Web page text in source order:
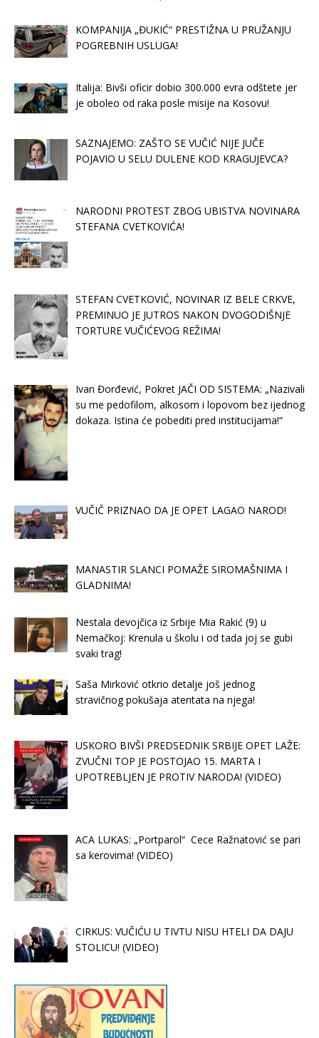
KOMPANIJA „ĐUKIĆ“ PRESTIŽNA U PRUŽANJU
POGREBNIH USLUGA!
Italija: Bivši oficir dobio 300.000 evra odštete jer
je oboleo od raka posle misije na Kosovu!
SAZNAJEMO: ZAŠTO SE VUČIĆ NIJE JUČE
POJAVIO U SELU DULENE KOD KRAGUJEVCA?
NARODNI PROTEST ZBOG UBISTVA NOVINARA
STEFANA CVETKOVIĆA!
STEFAN CVETKOVIĆ, NOVINAR IZ BELE CRKVE,
PREMINUO JE JUTROS NAKON DVOGODIŠNJE
TORTURE VUČIĆEVOG REŽIMA!
Ivan Đorđević, Pokret JAČI OD SISTEMA: „Nazivali
su me pedofilom, alkosom i lopovom bez ijednog
dokaza. Istina će pobediti pred institucijama!“
VUČIČ PRIZNAO DA JE OPET LAGAO NAROD!
MANASTIR SLANCI POMAŽE SIROMAŠNIMA I
GLADNIMA!
Nestala devojčica iz Srbije Mia Rakić (9) u
Nemačkoj: Krenula u školu i od tada joj se gubi
svaki trag!
Saša Mirković otkrio detalje još jednog
stravičnog pokušaja atentata na njega!
USKORO BIVŠI PREDSEDNIK SRBIJE OPET LAŽE:
ZVUČNI TOP JE POSTOJAO 15. MARTA I
UPOTREBLJEN JE PROTIV NARODA! (VIDEO)
ACA LUKAS: „Portparol“ Cece Ražnatović se pari
sa kerovima! (VIDEO)
CIRKUS: VUČIĆU U TIVTU NISU HTELI DA DAJU
STOLICU! (VIDEO)